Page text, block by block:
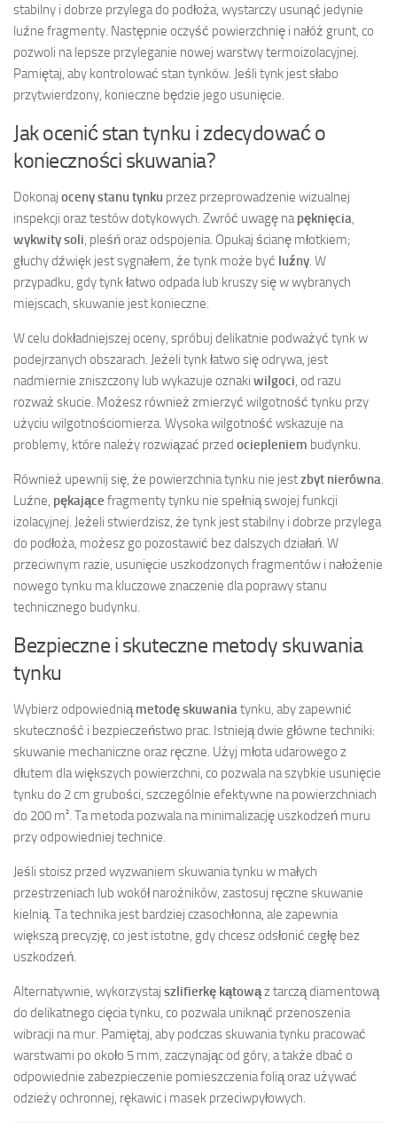
stabilny i dobrze przylega do podłoża, wystarczy usunąć jedynie
luźne fragmenty. Następnie oczyść powierzchnię i nałóż grunt, co
pozwoli na lepsze przyleganie nowej warstwy termoizolacyjnej.
Pamiętaj, aby kontrolować stan tynków. Jeśli tynk jest słabo
przytwierdzony, konieczne będzie jego usunięcie.
Jak ocenić stan tynku i zdecydować o
konieczności skuwania?
Dokonaj oceny stanu tynku przez przeprowadzenie wizualnej
inspekcji oraz testów dotykowych. Zwróć uwagę na pęknięcia
wykwity soli , pleśń oraz odspojenia. Opukaj ścianę młotkiem;
głuchy dźwięk jest sygnałem, że tynk może być luźny . W
przypadku, gdy tynk łatwo odpada lub kruszy się w wybranych
miejscach, skuwanie jest konieczne.
W celu dokładniejszej oceny, spróbuj delikatnie podważyć tynk w
podejrzanych obszarach. Jeżeli tynk łatwo się odrywa, jest
nadmiernie zniszczony lub wykazuje oznaki wilgoci , od razu
rozważ skucie. Możesz również zmierzyć wilgotność tynku przy
użyciu wilgotnościomierza. Wysoka wilgotność wskazuje na
problemy, które należy rozwiązać przed ociepleniem budynku.
Również upewnij się, że powierzchnia tynku nie jestzbyt nierówna
Luźne, pękające fragmenty tynku nie spełnią swojej funkcji
izolacyjnej. Jeżeli stwierdzisz, że tynk jest stabilny i dobrze przylega
do podłoża, możesz go pozostawić bez dalszych działań. W
przeciwnym razie, usunięcie uszkodzonych fragmentów i nałożenie
nowego tynku ma kluczowe znaczenie dla poprawy stanu
technicznego budynku.
Bezpieczne i skuteczne metody skuwania
tynku
Wybierz odpowiednią metodę skuwania tynku, aby zapewnić
skuteczność i bezpieczeństwo prac. Istnieją dwie główne techniki:
skuwanie mechaniczne oraz ręczne. Użyj młota udarowego z
dłutem dla większych powierzchni, co pozwala na szybkie usunięcie
tynku do 2 cm grubości, szczególnie efektywne na powierzchniach
do 200 m². Ta metoda pozwala na minimalizację uszkodzeń muru
przy odpowiedniej technice.
Jeśli stoisz przed wyzwaniem skuwania tynku w małych
przestrzeniach lub wokół narożników, zastosuj ręczne skuwanie
kielnią. Ta technika jest bardziej czasochłonna, ale zapewnia
większą precyzję, co jest istotne, gdy chcesz odsłonić cegłę bez
uszkodzeń.
Alternatywnie, wykorzystaj szlifierkę kątowąz tarczą diamentową
do delikatnego cięcia tynku, co pozwala uniknąć przenoszenia
wibracji na mur. Pamiętaj, aby podczas skuwania tynku pracować
warstwami po około 5 mm, zaczynając od góry, a także dbać o
odpowiednie zabezpieczenie pomieszczenia folią oraz używać
odzieży ochronnej, rękawic i masek przeciwpyłowych.